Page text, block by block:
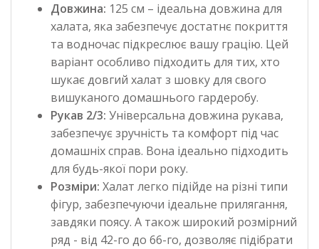
Довжина: 125 см – ідеальна довжина для
халата, яка забезпечує достатнє покриття
та водночас підкреслює вашу грацію. Цей
варіант особливо підходить для тих, хто
шукає довгий халат з шовку для свого
вишуканого домашнього гардеробу.
Рукав 2/3: Універсальна довжина рукава,
забезпечує зручність та комфорт під час
домашніх справ. Вона ідеально підходить
для будь-якої пори року.
Розміри: Халат легко підійде на різні типи
фігур, забезпечуючи ідеальне прилягання,
завдяки поясу. А також широкий розмірний
ряд - від 42-го до 66-го, дозволяє підібрати